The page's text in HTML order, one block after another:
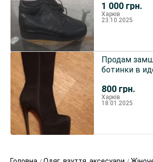
1 000 грн.
Харків
23.10.2025
800 грн.
Продам
ботинки в
Харків
18.01.2025